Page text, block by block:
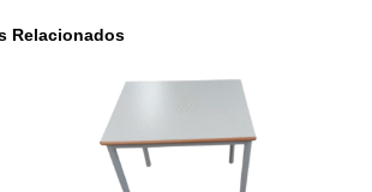
Relacionados